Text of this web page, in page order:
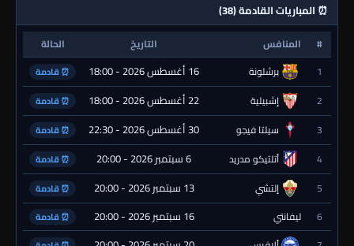
⏰ المباريات القادمة (38)
# المنافس التاريخ
الحالة
1
برشلونة 16 أغسطس 2026 - 18:00 ⏰ قادمة
2 إشبيلية 22 أغسطس 2026 - 18:00 ⏰ قادمة
3 سيلتا فيجو 30 أغسطس 2026 - 22:30 ⏰ قادمة
4 أتلتيكو مدريد 6 سبتمبر 2026 - 20:00 ⏰ قادمة
5 إلتشي 13 سبتمبر 2026 - 20:00 ⏰ قادمة
6 ليفانتي 16 سبتمبر 2026 - 20:00 ⏰ قادمة